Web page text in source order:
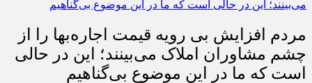
مردم افزایش بی رویه قیمت اجاره‌بها را از
چشم مشاوران املاک می‌بینند؛ این در حالی
است که ما در این موضوع بی‌گناهیم